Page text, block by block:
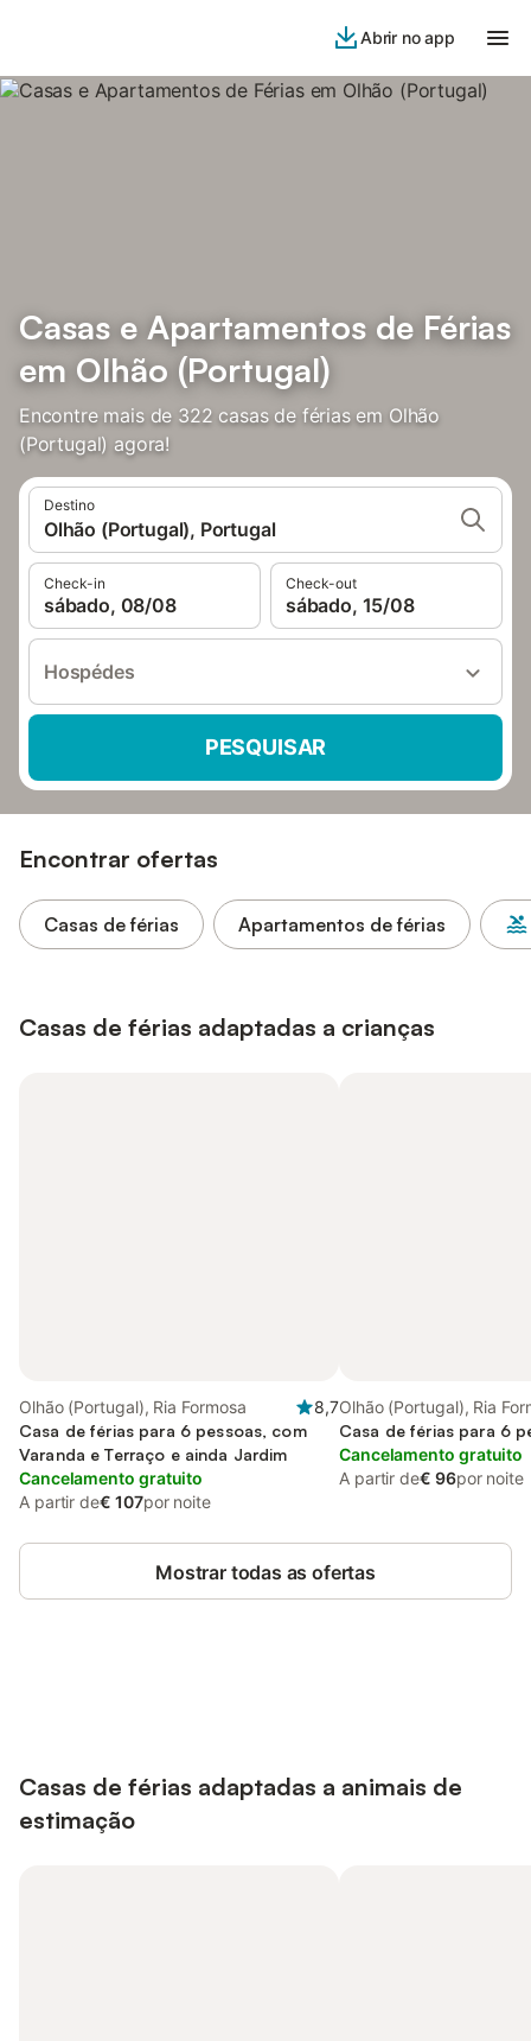
Abrir no app
Casas e Apartamentos de Férias
em Olhão (Portugal)
Encontre mais de 322 casas de férias em Olhão
(Portugal) agora!
Destino
Olhão (Portugal), Portugal
Check-in
sábado, 08/08
Check-out
sábado, 15/08
Hospédes
PESQUISAR
Encontrar ofertas
Casas de férias Apartamentos de férias
Casas de férias adaptadas a crianças
Olhão (Portugal), Ria Formosa
8,7
Casa de férias para 6 pessoas, com
Varanda e Terraço e ainda Jardim
Cancelamento gratuito
A partir de€ 107por noite
Olhão (Portugal), Ria
Casa de férias para 6
Cancelamento gratuito
A partir de€ 96por noite
Mostrar todas as ofertas
Casas de férias adaptadas a animais de
estimação